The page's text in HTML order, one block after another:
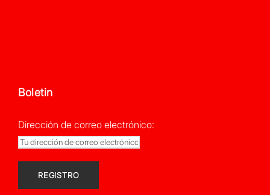
Boletin
Dirección de correo electrónico: